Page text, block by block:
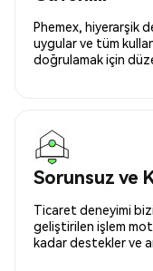
Phemex, hiyerarşik
uygular ve tüm
doğrulamak için
Sorunsuz ve
Ticaret deneyimi
geliştirilen işlem
kadar destekler ve